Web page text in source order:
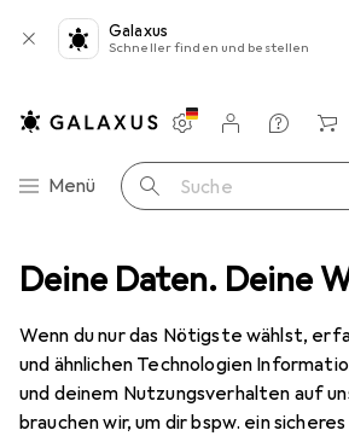
Deine Daten. Deine
Wenn du nur das Nötigste wählst,
und ähnlichen Technologien
und deinem Nutzungsverhalten auf
brauchen wir, um dir bspw. ein
Galaxus
Schneller finden und bestellen
Navigation nach Kategorien
Menü Suche
Einstellungen
Kundenkonto
Vergleichslisten
Merklisten
Warenkorb
Stange L&S LED Anbauprofile Bali ohne
EUR
76,90 EUR
30,76/1m
L&SLED
Lichtblende